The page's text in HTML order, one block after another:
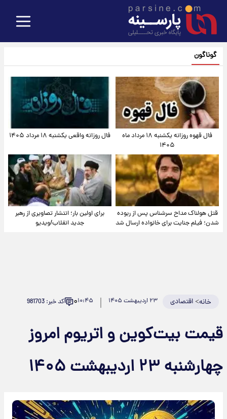
گوناگون
فال قهوه روزانه یکشنبه ۱۸ مرداد ماه
۱۴۰۵
فال روزانه واقعی یکشنبه ۱۸ مرداد ۱۴۰۵
قتل هولناک مداح سرشناس پس از ربوده
شدن؛ فیلم جنایت برای خانواده ارسال شد
برای اولین بار؛ انتشار تصاویری از رهبر
جدید انقلاب/ویدیو
خانه>اقتصادی ۲۳ اردیبهشت ۱۴۰۵ ۱۰:۴۵۰ کد خبر: 981703
قیمت بیت‌کوین و اتریوم امروز
چهارشنبه ۲۳ اردیبهشت ۱۴۰۵